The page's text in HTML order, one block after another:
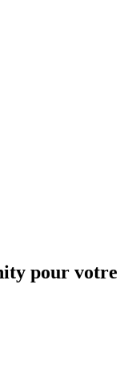
pour votre